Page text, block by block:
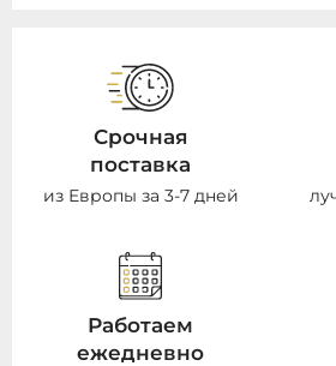
Срочная
поставка
из Европы за 3-7 дней
Работаем
ежедневно